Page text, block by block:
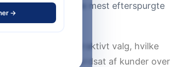
→
dem til en af de mest efterspurgte
Huse til et attraktivt valg, hvilke
er så værdsat af kunder over